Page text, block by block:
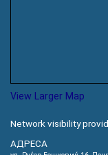
View Larger Map
Network visibility
АДРЕСА